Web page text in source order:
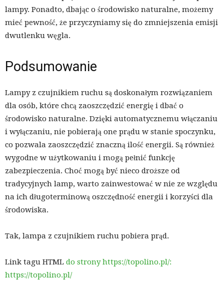
lampy. Ponadto, dbając o środowisko naturalne, możemy
mieć pewność, że przyczyniamy się do zmniejszenia emisji
dwutlenku węgla.
Podsumowanie
Lampy z czujnikiem ruchu są doskonałym rozwiązaniem
dla osób, które chcą zaoszczędzić energię i dbać o
środowisko naturalne. Dzięki automatycznemu włączaniu
i wyłączaniu, nie pobierają one prądu w stanie spoczynku,
co pozwala zaoszczędzić znaczną ilość energii. Są również
wygodne w użytkowaniu i mogą pełnić funkcję
zabezpieczenia. Choć mogą być nieco droższe od
tradycyjnych lamp, warto zainwestować w nie ze względu
na ich długoterminową oszczędność energii i korzyści dla
środowiska.
Tak, lampa z czujnikiem ruchu pobiera prąd.
Link tagu HTML do strony https://topolino.pl/:
https://topolino.pl/